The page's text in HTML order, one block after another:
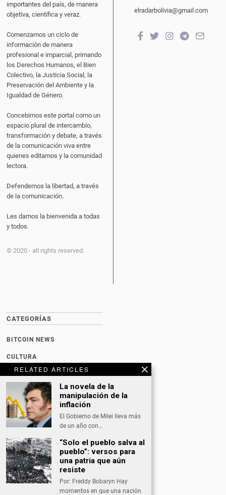
RELATED ARTICLES
La novela de la
manipulación de la
inflación
El Gobierno de Milei lleva más
de un año con…
“Solo el pueblo salva al
pueblo”: versos para
una patria que aún
resiste
Por: Freddy Bobaryn Hay
momentos en que una nación
importantes del país, de manera
objetiva, científica y veraz.
Comenzamos un ciclo de
información de manera
profesional e imparcial, primando
los Derechos Humanos, el Bien
Colectivo, la Justicia Social, la
Preservación del Ambiente y la
Igualdad de Género.
Concebimos este portal como un
espacio plural de intercambio,
transformación y debate, a través
de la comunicación viva entre
quienes editamos y la comunidad
lectora.
Defendemos la libertad, a través
de la comunicación.
Les damos la bienvenida a todas
y todos.
© 2020 - all rights reserved.
elradarbolivia@gmail.com
CATEGORÍAS
BITCOIN NEWS
CULTURA
DATING
DEPORTES
ECONOMÍA
INTERNACIONAL
NACIONAL
OPINIÓN
SALUD